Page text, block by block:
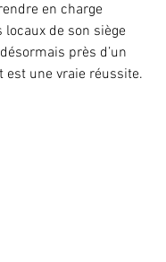
en charge
de son siège
près d’un
est une vraie réussite.